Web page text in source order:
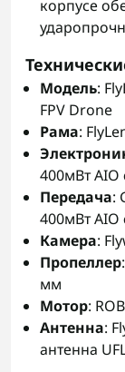
корпусе
Модель:
FPV Drone
Рама:
400мВт AIO
Передача:
400мВт AIO
Камера:
Пропеллер
мм
Мотор:
Антенна:
антенна